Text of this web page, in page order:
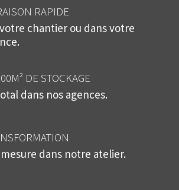
RAPIDE
chantier ou dans votre
DE STOCKAGE
dans nos agences.
dans notre atelier.